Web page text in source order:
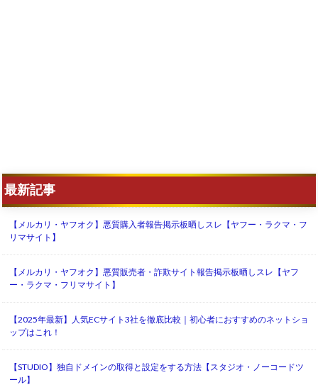
最新記事
【メルカリ・ヤフオク】悪質購入者報告掲示板晒しスレ【ヤフー・ラクマ・フ
リマサイト】
【メルカリ・ヤフオク】悪質販売者・詐欺サイト報告掲示板晒しスレ【ヤフ
ー・ラクマ・フリマサイト】
【2025年最新】人気ECサイト3社を徹底比較｜初心者におすすめのネットショ
ップはこれ！
【STUDIO】独自ドメインの取得と設定をする方法【スタジオ・ノーコードツ
ール】